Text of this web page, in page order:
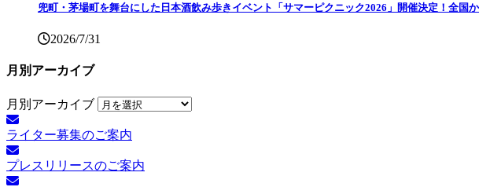
兜町・茅場町を舞台にした日本酒飲み歩きイベント「サマーピクニック2026」開催決定！全国
2026/7/31
月別アーカイブ
月別アーカイブ
ライター募集のご案内
プレスリリースのご案内